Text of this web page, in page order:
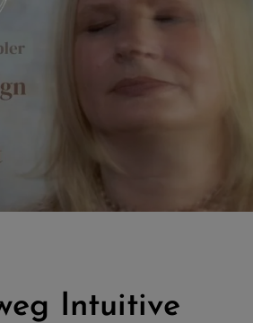
Intuitive